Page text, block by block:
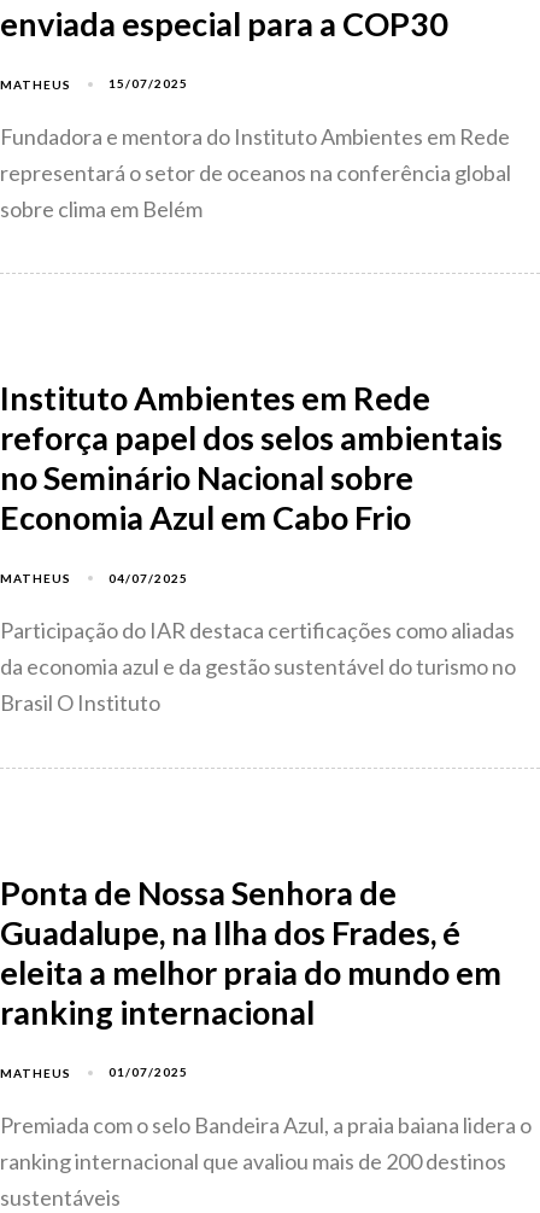
enviada especial para a COP30
MATHEUS 15/07/2025
Fundadora e mentora do Instituto Ambientes em Rede
representará o setor de oceanos na conferência global
sobre clima em Belém
Instituto Ambientes em Rede
reforça papel dos selos ambientais
no Seminário Nacional sobre
Economia Azul em Cabo Frio
MATHEUS 04/07/2025
Participação do IAR destaca certificações como aliadas
da economia azul e da gestão sustentável do turismo no
Brasil O Instituto
Ponta de Nossa Senhora de
Guadalupe, na Ilha dos Frades, é
eleita a melhor praia do mundo em
ranking internacional
MATHEUS 01/07/2025
Premiada com o selo Bandeira Azul, a praia baiana lidera o
ranking internacional que avaliou mais de 200 destinos
sustentáveis